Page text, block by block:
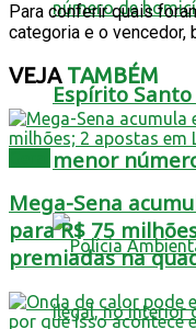
Espírito
menor
Para conferir quais
categoria e o vencedor,
VEJATAMBÉM
Mega-Sena
para R$ 75
premiadas na